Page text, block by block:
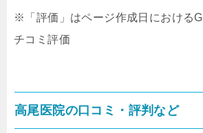
※「評価」はページ作成日における
チコミ評価
高尾医院の口コミ・評判など